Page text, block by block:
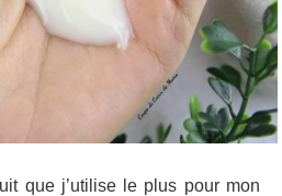
que j’utilise le plus pour mon